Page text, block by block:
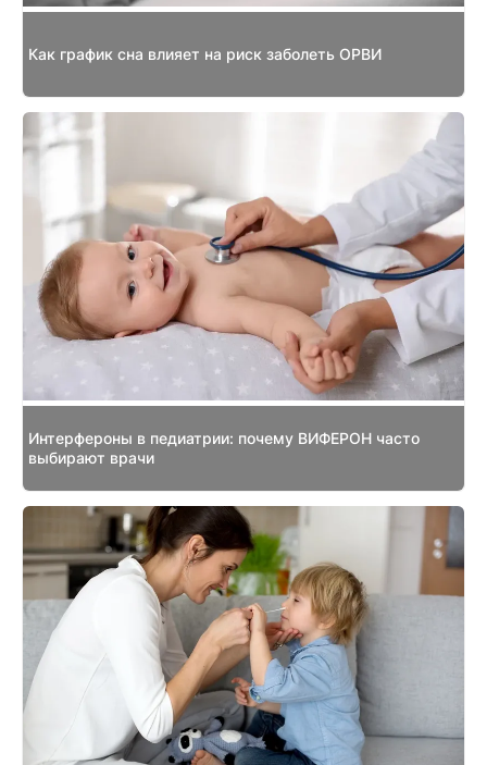
Как график сна влияет на риск заболеть ОРВИ
Интерфероны в педиатрии: почему ВИФЕРОН часто
выбирают врачи